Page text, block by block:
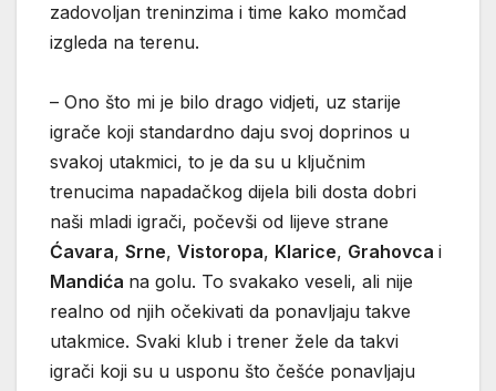
zadovoljan treninzima i time kako momčad
izgleda na terenu.
– Ono što mi je bilo drago vidjeti, uz starije
igrače koji standardno daju svoj doprinos u
svakoj utakmici, to je da su u ključnim
trenucima napadačkog dijela bili dosta dobri
naši mladi igrači, počevši od lijeve strane
Ćavara, Srne, Vistoropa, Klarice, Grahovca i
Mandića na golu. To svakako veseli, ali nije
realno od njih očekivati da ponavljaju takve
utakmice. Svaki klub i trener žele da takvi
igrači koji su u usponu što češće ponavljaju